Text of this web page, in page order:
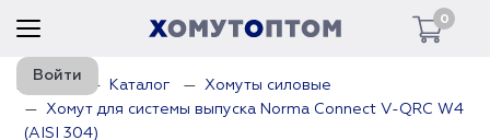
0
Войти
Главная Каталог
Хомуты силовые
Хомут для системы выпуска Norma Connect V-QRC W4
(AISI 304)